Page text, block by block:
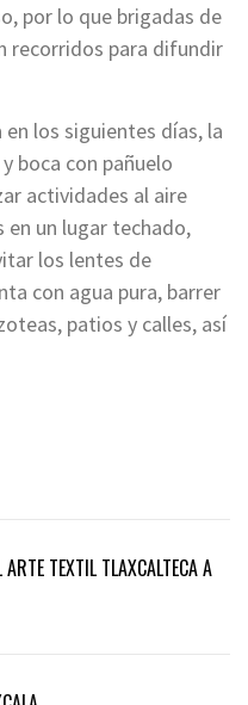
por lo que brigadas de
recorridos para difundir
los siguientes días, la
boca con pañuelo
actividades al aire
en un lugar techado,
los lentes de
con agua pura, barrer
patios y calles, así
TEXTIL TLAXCALTECA A